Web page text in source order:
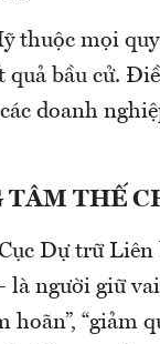
thuộc mọi
bầu cử.
doanh
TÂM THẾ
Dự trữ
là người giữ
“giảm